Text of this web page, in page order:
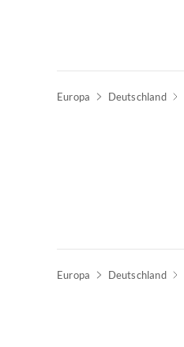
Europa Deutschland
Europa Deutschland